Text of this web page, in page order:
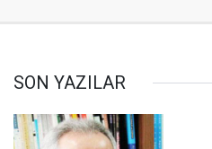
SON YAZILAR